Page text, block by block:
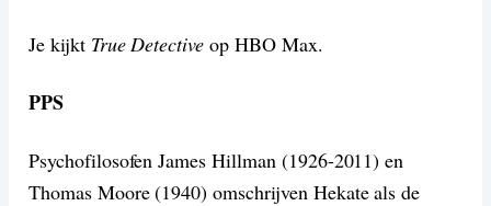
Je kijkt True Detective op HBO Max.
PPS
Psychofilosofen James Hillman (1926-2011) en
Thomas Moore (1940) omschrijven Hekate als de